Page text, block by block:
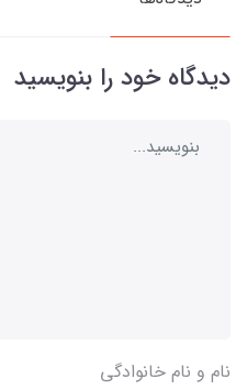
دیدگاه خود را بنویسید
نام و نام خانوادگی